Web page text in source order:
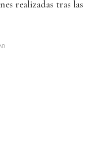
realizadas tras las